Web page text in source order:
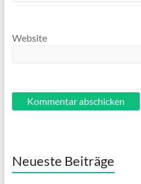
Website
Neueste Beiträge